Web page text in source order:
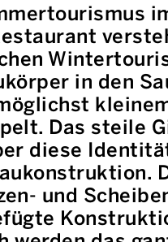
in den
Das steile
diese
und